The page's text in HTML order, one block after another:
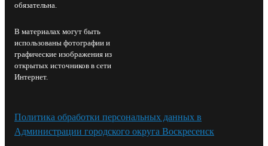
обязательна.
В материалах могут быть
использованы фотографии и
графические изображения из
открытых источников в сети
Интернет.
Политика обработки персональных данных в
Администрации городского округа Воскресенск